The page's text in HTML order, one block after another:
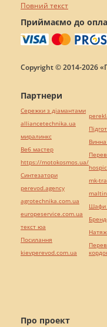
Повний текст
Приймаємо до
Copyright © 2014-2026
Про проект
Партнери
Сережки з діамантами
alliancetechnika.ua
миралинкс
Веб мастер
https://motokosmos.ua/
Синтезатори
perevod.agency
agrotechnika.com.ua
europeservice.com.ua
текст юа
Посилання
kievperevod.com.ua
mk-
Шафи